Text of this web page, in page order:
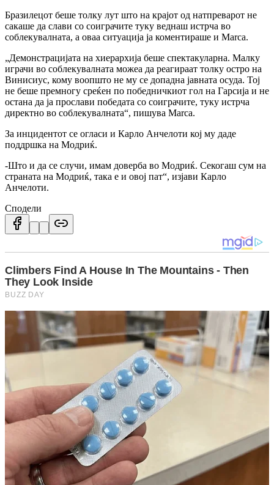
Бразилецот беше толку лут што на крајот од натпреварот не
сакаше да слави со соиграчите туку веднаш истрча во
соблекувалната, а оваа ситуација ја коментираше и Marca.
„Демонстрацијата на хиерархија беше спектакуларна. Малку
играчи во соблекувалната можеа да реагираат толку остро на
Винисиус, кому воопшто не му се допадна јавната осуда. Тој
не беше премногу среќен по победничкиот гол на Гарсија и не
остана да ја прослави победата со соиграчите, туку истрча
директно во соблекувалната“, пишува Marca.
За инцидентот се огласи и Карло Анчелоти кој му даде
поддршка на Модриќ.
-Што и да се случи, имам доверба во Модриќ. Секогаш сум на
страната на Модриќ, така е и овој пат“, изјави Карло
Анчелоти.
Сподели